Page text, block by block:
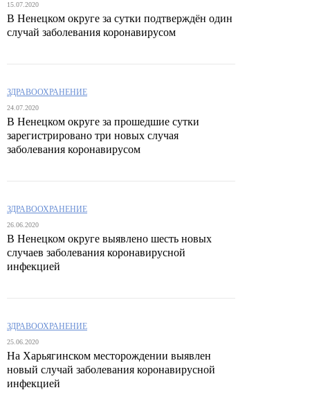
15.07.2020
В Ненецком округе за сутки подтверждён один
случай заболевания коронавирусом
ЗДРАВООХРАНЕНИЕ
24.07.2020
В Ненецком округе за прошедшие сутки
зарегистрировано три новых случая
заболевания коронавирусом
ЗДРАВООХРАНЕНИЕ
26.06.2020
В Ненецком округе выявлено шесть новых
случаев заболевания коронавирусной
инфекцией
ЗДРАВООХРАНЕНИЕ
25.06.2020
На Харьягинском месторождении выявлен
новый случай заболевания коронавирусной
инфекцией